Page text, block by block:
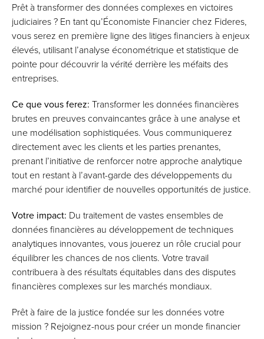
Prêt à transformer des données complexes en victoires
judiciaires ? En tant qu’Économiste Financier chez Fideres,
vous serez en première ligne des litiges financiers à enjeux
élevés, utilisant l’analyse économétrique et statistique de
pointe pour découvrir la vérité derrière les méfaits des
entreprises.
Ce que vous ferez: Transformer les données financières
brutes en preuves convaincantes grâce à une analyse et
une modélisation sophistiquées. Vous communiquerez
directement avec les clients et les parties prenantes,
prenant l’initiative de renforcer notre approche analytique
tout en restant à l’avant-garde des développements du
marché pour identifier de nouvelles opportunités de justice.
Votre impact: Du traitement de vastes ensembles de
données financières au développement de techniques
analytiques innovantes, vous jouerez un rôle crucial pour
équilibrer les chances de nos clients. Votre travail
contribuera à des résultats équitables dans des disputes
financières complexes sur les marchés mondiaux.
Prêt à faire de la justice fondée sur les données votre
mission ? Rejoignez-nous pour créer un monde financier